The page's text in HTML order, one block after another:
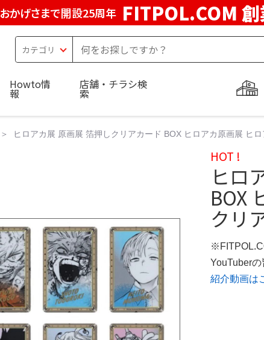
おかげさまで開設25周年 FITPOL.COM
Howto情
報
店舗・チラシ検
索
ヒロアカ展 原画展 箔押しクリアカード BOX ヒロアカ原画展 ヒ
HOT !
ヒロ
BOX
クリ
YouTuber
紹介動画は